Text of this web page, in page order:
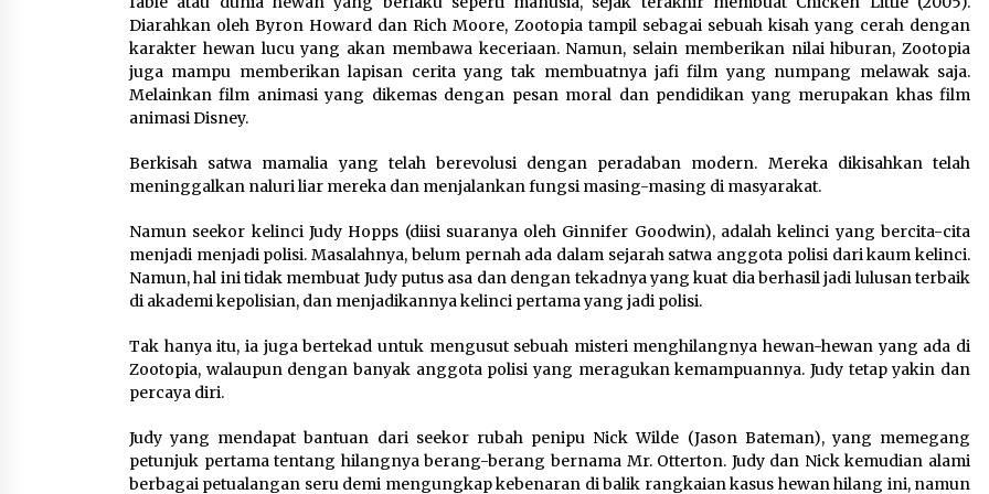
KKM Universitas Bina Bangsa
Kelompok 83 Laksanakan
Pendampingan Pembuatan
Spanduk Sebagai Upaya
Memperkuat Pemasaran
6 Agustus 2026
Jaga Kebugaran Petugas,
Lapas Kelas I Tangerang
Gelar Cek Kesehatan Gratis
dan Skrining TB Lanjutan
6 Agustus 2026
Dikunjungi PWI, Wawan Fauzi:
Peran Media Bisa Berdampak
Besar hingga Fatal
6 Agustus 2026
Kejari Kota Tangerang
Bongkar Korupsi Rp5,49
Miliar: Sewa Pesawat Fiktif,
Eks VP Angkasa Pura Kargo
Ditahan
Diarahkan oleh Byron Howard dan Rich Moore, Zootopia tampil sebagai sebuah kisah yang cerah dengan
karakter hewan lucu yang akan membawa keceriaan. Namun, selain memberikan nilai hiburan, Zootopia
juga mampu memberikan lapisan cerita yang tak membuatnya jafi film yang numpang melawak saja.
Melainkan film animasi yang dikemas dengan pesan moral dan pendidikan yang merupakan khas film
animasi Disney.
Berkisah satwa mamalia yang telah berevolusi dengan peradaban modern. Mereka dikisahkan telah
meninggalkan naluri liar mereka dan menjalankan fungsi masing-masing di masyarakat.
Namun seekor kelinci Judy Hopps (diisi suaranya oleh Ginnifer Goodwin), adalah kelinci yang bercita-cita
menjadi menjadi polisi. Masalahnya, belum pernah ada dalam sejarah satwa anggota polisi dari kaum kelinci.
Namun, hal ini tidak membuat Judy putus asa dan dengan tekadnya yang kuat dia berhasil jadi lulusan terbaik
di akademi kepolisian, dan menjadikannya kelinci pertama yang jadi polisi.
Tak hanya itu, ia juga bertekad untuk mengusut sebuah misteri menghilangnya hewan-hewan yang ada di
Zootopia, walaupun dengan banyak anggota polisi yang meragukan kemampuannya. Judy tetap yakin dan
percaya diri.
Judy yang mendapat bantuan dari seekor rubah penipu Nick Wilde (Jason Bateman), yang memegang
petunjuk pertama tentang hilangnya berang-berang bernama Mr. Otterton. Judy dan Nick kemudian alami
berbagai petualangan seru demi mengungkap kebenaran di balik rangkaian kasus hewan hilang ini, namun